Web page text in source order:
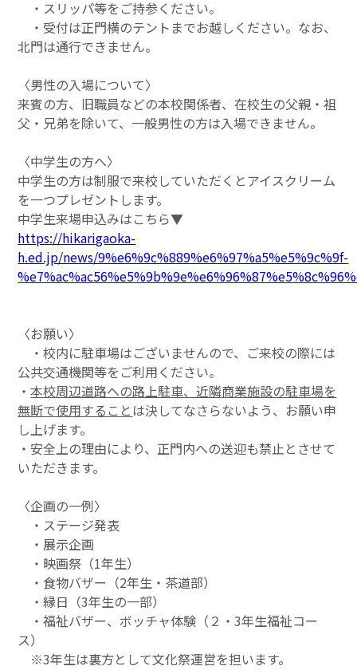
・スリッパ等をご持参ください。
・受付は正門横のテントまでお越しください。なお、
北門は通行できません。
〈男性の入場について〉
来賓の方、旧職員などの本校関係者、在校生の父親・祖
父・兄弟を除いて、一般男性の方は入場できません。
〈中学生の方へ〉
中学生の方は制服で来校していただくとアイスクリーム
を一つプレゼントします。
中学生来場申込みはこちら▼
https://hikarigaoka-
h.ed.jp/news/9%e6%9c%889%e6%97%a5%e5%9c%9f-
〈お願い〉
・校内に駐車場はございませんので、ご来校の際には
公共交通機関等をご利用ください。
・本校周辺道路への路上駐車、近隣商業施設の駐車場を
無断で使用することは決してなさらないよう、お願い申
し上げます。
・安全上の理由により、正門内への送迎も禁止とさせて
いただきます。
〈企画の一例〉
・ステージ発表
・展示企画
・映画祭（1年生）
・食物バザー（2年生・茶道部）
・縁日（3年生の一部）
・福祉バザー、ボッチャ体験（２・3年生福祉コー
ス）
※3年生は裏方として文化祭運営を担います。